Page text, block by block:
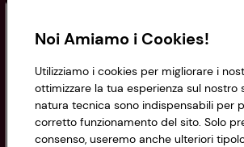
Conad Spesa online Assicurazioni
Informazioni
Privacy Policy
Noi Amiamo i Cookies!
Utilizziamo i cookies per migliorare i
ottimizzare la tua esperienza sul nostro
natura tecnica sono indispensabili per
corretto funzionamento del sito. Solo
consenso, useremo anche ulteriori